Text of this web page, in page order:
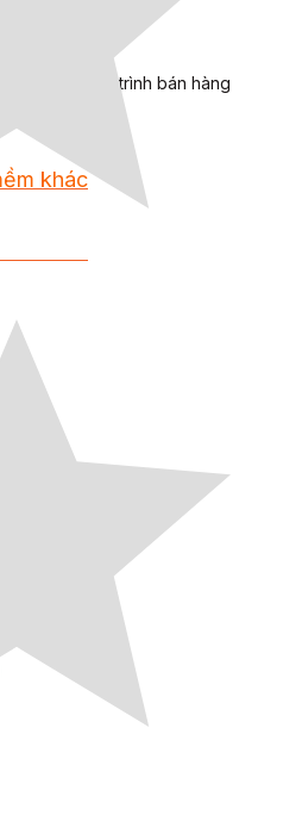
chọn: chương trình bán hàng
khác
khác